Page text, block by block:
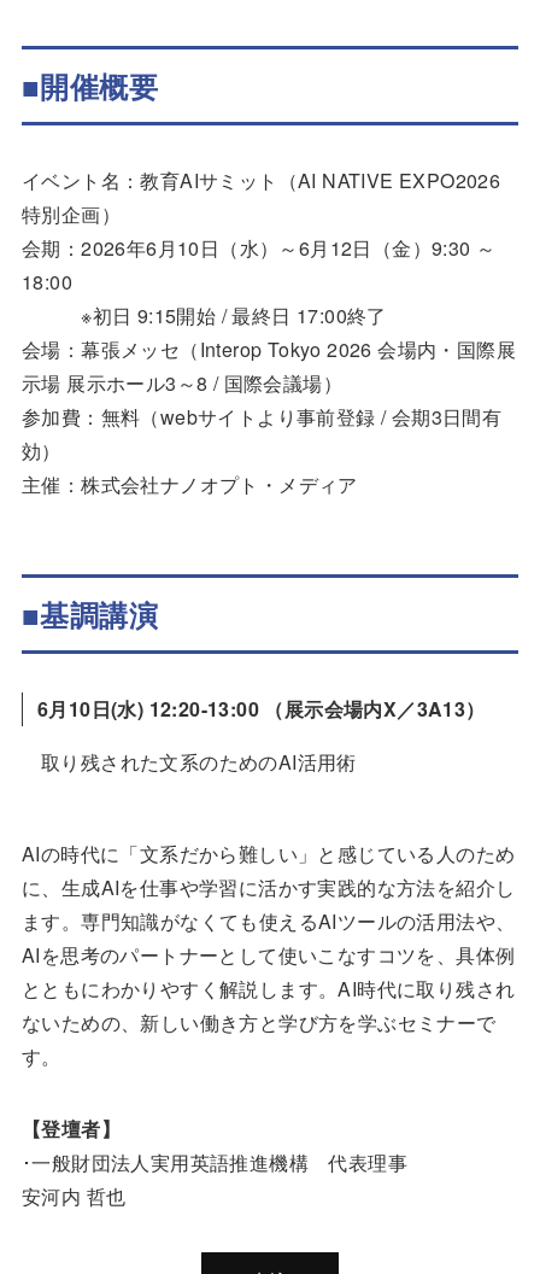
■開催概要
イベント名：教育AIサミット（AI NATIVE EXPO2026
特別企画）
会期：2026年6月10日（水）～6月12日（金）9:30 ～
18:00
※初日 9:15開始 / 最終日 17:00終了
会場：幕張メッセ（Interop Tokyo 2026 会場内・国際展
示場 展示ホール3～8 / 国際会議場）
参加費：無料（webサイトより事前登録 / 会期3日間有
効）
主催：株式会社ナノオプト・メディア
■基調講演
6月10日(水) 12:20-13:00 （展示会場内X／3A13）
取り残された文系のためのAI活用術
AIの時代に「文系だから難しい」と感じている人のため
に、生成AIを仕事や学習に活かす実践的な方法を紹介し
ます。専門知識がなくても使えるAIツールの活用法や、
AIを思考のパートナーとして使いこなすコツを、具体例
とともにわかりやすく解説します。AI時代に取り残され
ないための、新しい働き方と学び方を学ぶセミナーで
す。
【登壇者】
･一般財団法人実用英語推進機構 代表理事
安河内 哲也